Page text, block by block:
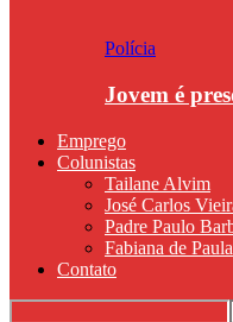
Polícia
Jovem é
Emprego
Colunistas
Tailane Alvim
José Carlos
Padre Paulo
Fabiana de Paula
Contato